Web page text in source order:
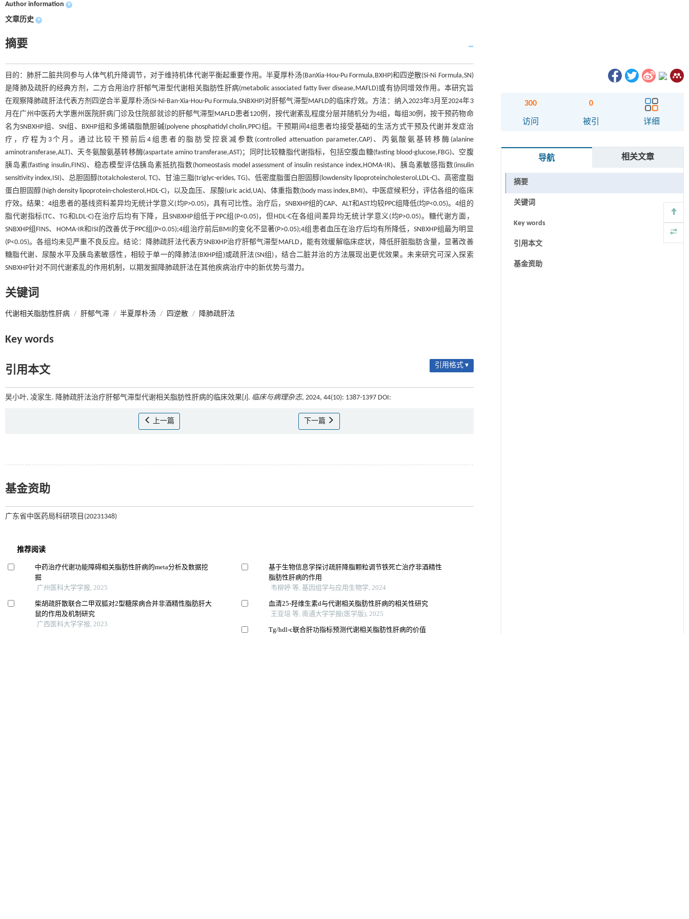
Author information +
文章历史 +
摘要
目的：肺肝二脏共同参与人体气机升降调节，对于维持机体代谢平衡起重要作用。半夏厚朴汤(BanXia-Hou-Pu Formula,BXHP)和四逆散(Si-Ni Formula,SN)
是降肺及疏肝的经典方剂，二方合用治疗肝郁气滞型代谢相关脂肪性肝病(metabolic associated fatty liver disease,MAFLD)或有协同增效作用。本研究旨
在观察降肺疏肝法代表方剂四逆合半夏厚朴汤(Si-Ni-Ban-Xia-Hou-Pu Formula,SNBXHP)对肝郁气滞型MAFLD的临床疗效。方法：纳入2023年3月至2024年3
月在广州中医药大学惠州医院肝病门诊及住院部就诊的肝郁气滞型MAFLD患者120例，按代谢紊乱程度分层并随机分为4组，每组30例，按干预药物命
名为SNBXHP组、SN组、BXHP组和多烯磷脂酰胆碱(polyene phosphatidyl cholin,PPC)组。干预期间4组患者均接受基础的生活方式干预及代谢并发症治
疗，疗程为3个月。通过比较干预前后4组患者的脂肪受控衰减参数(controlled attenuation parameter,CAP)、丙氨酸氨基转移酶(alanine
aminotransferase,ALT)、天冬氨酸氨基转移酶(aspartate amino transferase,AST)；同时比较糖脂代谢指标，包括空腹血糖(fasting blood-glucose,FBG)、空腹
胰岛素(fasting insulin,FINS)、稳态模型评估胰岛素抵抗指数(homeostasis model assessment of insulin resistance index,HOMA-IR)、胰岛素敏感指数(insulin
sensitivity index,ISI)、总胆固醇(totalcholesterol, TC)、甘油三脂(triglyc-erides, TG)、低密度脂蛋白胆固醇(lowdensity lipoproteincholesterol,LDL-C)、高密度脂
蛋白胆固醇(high density lipoprotein-cholesterol,HDL-C)，以及血压、尿酸(uric acid,UA)、体重指数(body mass index,BMI)、中医症候积分，评估各组的临床
疗效。结果：4组患者的基线资料差异均无统计学意义(均P>0.05)，具有可比性。治疗后，SNBXHP组的CAP、ALT和AST均较PPC组降低(均P<0.05)。4组的
脂代谢指标(TC、TG和LDL-C)在治疗后均有下降，且SNBXHP组低于PPC组(P<0.05)，但HDL-C在各组间差异均无统计学意义(均P>0.05)。糖代谢方面，
SNBXHP组FINS、HOMA-IR和ISI的改善优于PPC组(P<0.05);4组治疗前后BMI的变化不显著(P>0.05);4组患者血压在治疗后均有所降低，SNBXHP组最为明显
(P<0.05)。各组均未见严重不良反应。结论：降肺疏肝法代表方SNBXHP治疗肝郁气滞型MAFLD，能有效缓解临床症状，降低肝脏脂肪含量，显著改善
糖脂代谢、尿酸水平及胰岛素敏感性，相较于单一的降肺法(BXHP组)或疏肝法(SN组)，结合二脏并治的方法展现出更优效果。未来研究可深入探索
SNBXHP针对不同代谢紊乱的作用机制，以期发掘降肺疏肝法在其他疾病治疗中的新优势与潜力。
关键词
代谢相关脂肪性肝病 / 肝郁气滞 / 半夏厚朴汤 / 四逆散 / 降肺疏肝法
Key words
引用本文 引用格式 ▾
吴小叶, 凌家生. 降肺疏肝法治疗肝郁气滞型代谢相关脂肪性肝病的临床效果[J]. 临床与病理杂志, 2024, 44(10): 1387-1397 DOI:
上一篇 下一篇
基金资助
广东省中医药局科研项目(20231348)
300
访问
0
被引 详细
导航 相关文章
摘要
关键词
Key words
引用本文
基金资助